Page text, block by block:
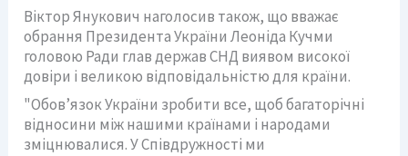
Віктор Янукович наголосив також, що вважає
обрання Президента України Леоніда Кучми
головою Ради глав держав СНД виявом високої
довіри і великою відповідальністю для країни.
"Обов’язок України зробити все, щоб багаторічні
відносини між нашими країнами і народами
зміцнювалися. У Співдружності ми